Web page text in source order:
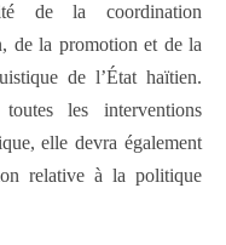
de la coordination
de la promotion et de la
de l’État haïtien.
les interventions
elle devra également
relative à la politique